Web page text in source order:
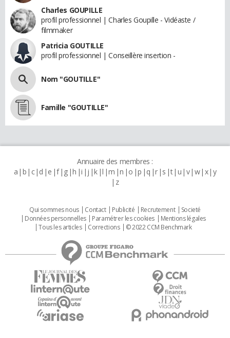
Charles GOUPILLE
profil professionnel | Charles Goupille - Vidéaste /
filmmaker
Patricia GOUTILLE
profil professionnel | Conseillère insertion -
Nom "GOUTILLE"
Famille "GOUTILLE"
Annuaire des membres :
a b c d e f g h i j k l m n o p q r s t u v w x y
z
Qui sommes nous Contact Publicité Recrutement
Societé
Données personnelles
Paramétrer les cookies
Mentions légales
Tous les articles
Corrections © 2022 CCM Benchmark